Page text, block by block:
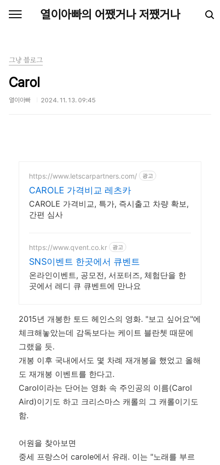
열이아빠의 어쨌거나 저쨌거나
그냥 블로그
Carol
열이아빠 2024. 11. 13. 09:45
https://www.letscarpartners.com/ 광고
CAROLE 가격비교 레츠카
CAROLE 가격비교, 특가, 즉시출고 차량 확보,
간편 심사
https://www.qvent.co.kr 광고
SNS이벤트 한곳에서 큐벤트
온라인이벤트, 공모전, 서포터즈, 체험단을 한
곳에서 레디 큐 큐벤트에 만나요
2015년 개봉한 토드 헤인스의 영화. "보고 싶어요"에
체크해놓았는데 감독보다는 케이트 블란쳇 때문에
그랬을 듯.
개봉 이후 국내에서도 몇 차례 재개봉을 했었고 올해
도 재개봉 이벤트를 한다고.
Carol이라는 단어는 영화 속 주인공의 이름(Carol
Aird)이기도 하고 크리스마스 캐롤의 그 캐롤이기도
함.
어원을 찾아보면
중세 프랑스어 carole에서 유래. 이는 "노래를 부르